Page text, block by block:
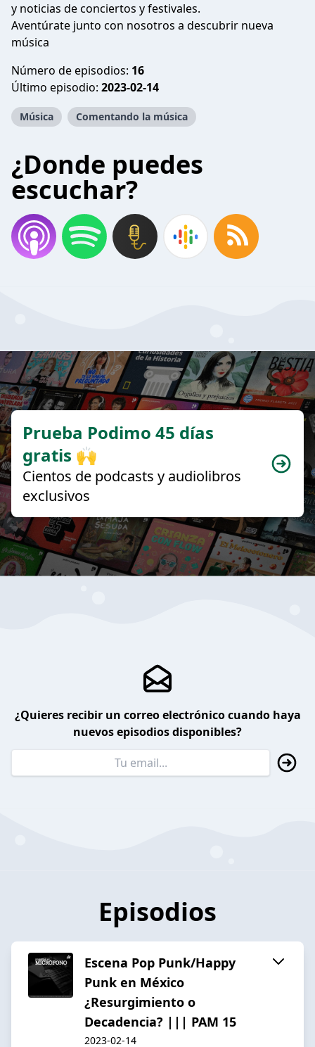
y noticias de conciertos y festivales.
Aventúrate junto con nosotros a descubrir nueva
música
Número de episodios: 16
Último episodio: 2023-02-14
Música Comentando la música
¿Donde puedes
escuchar?
Prueba Podimo 45 días
gratis 🙌
Cientos de podcasts y audiolibros
exclusivos
¿Quieres recibir un correo electrónico cuando haya
nuevos episodios disponibles?
Episodios
Escena Pop Punk/Happy
Punk en México
¿Resurgimiento o
Decadencia? ||| PAM 15
2023-02-14